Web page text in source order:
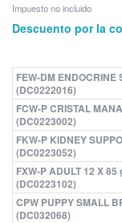
Impuesto no incluido
Descuento por la
FEW-DM ENDOCRINE
(DC0222016)
FCW-P CRISTAL
(DC0223002)
FKW-P KIDNEY
(DC0223052)
FXW-P ADULT 12 X 85
(DC0223102)
CPW PUPPY SMALL
(DC032068)